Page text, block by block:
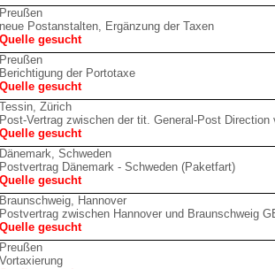
Preußen
neue Postanstalten, Ergänzung der Taxen
Quelle gesucht
Preußen
Berichtigung der Portotaxe
Quelle gesucht
Tessin, Zürich
Post-Vertrag zwischen der tit. General-Post
Quelle gesucht
Dänemark, Schweden
Postvertrag Dänemark - Schweden (Paketfart)
Quelle gesucht
Braunschweig, Hannover
Postvertrag zwischen Hannover und Braunschweig
Quelle gesucht
Preußen
Vortaxierung